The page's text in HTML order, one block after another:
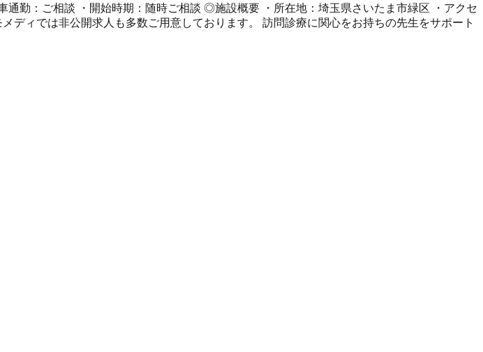
勤：ご相談 ・開始時期：随時ご相談 ◎施設概要 ・所在地：埼玉県さいたま市緑区 ・アクセ
開求人も多数ご用意しております。 訪問診療に関心をお持ちの先生をサポート